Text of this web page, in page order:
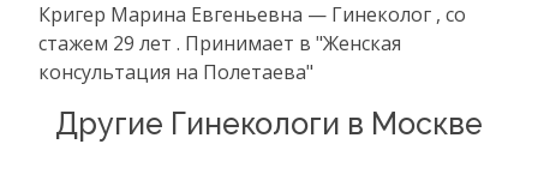
Кригер Марина Евгеньевна — Гинеколог , со
стажем 29 лет . Принимает в "Женская
консультация на Полетаева"
Другие Гинекологи в Москве